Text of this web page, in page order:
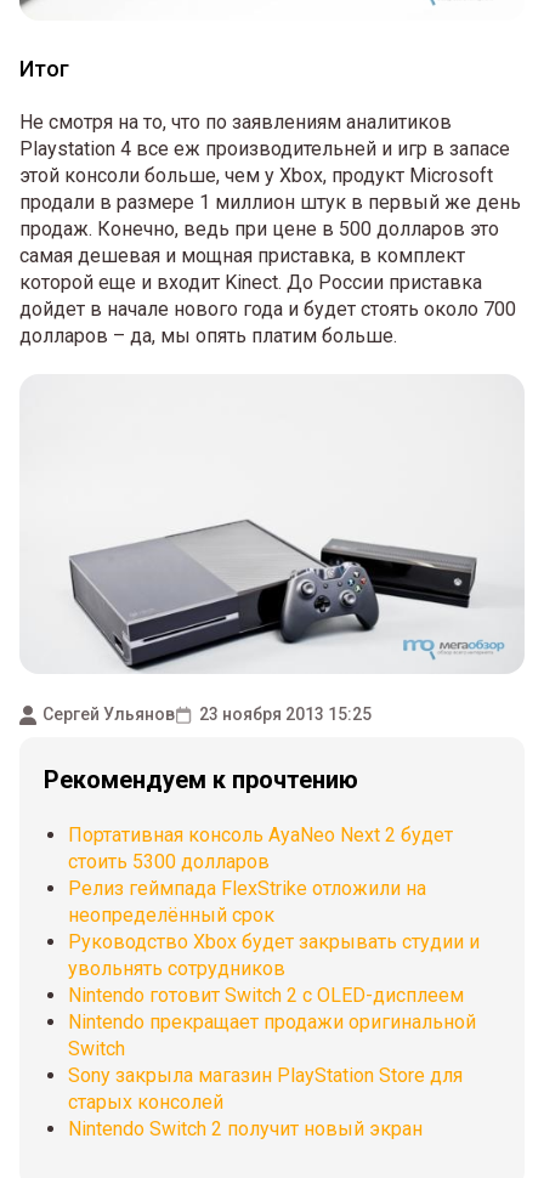
Итог
Не смотря на то, что по заявлениям аналитиков
Playstation 4 все еж производительней и игр в запасе
этой консоли больше, чем у Xbox, продукт Microsoft
продали в размере 1 миллион штук в первый же день
продаж. Конечно, ведь при цене в 500 долларов это
самая дешевая и мощная приставка, в комплект
которой еще и входит Kinect. До России приставка
дойдет в начале нового года и будет стоять около 700
долларов – да, мы опять платим больше.
Сергей Ульянов 23 ноября 2013 15:25
Рекомендуем к прочтению
Портативная консоль AyaNeo Next 2 будет
стоить 5300 долларов
Релиз геймпада FlexStrike отложили на
неопределённый срок
Руководство Xbox будет закрывать студии и
увольнять сотрудников
Nintendo готовит Switch 2 с OLED-дисплеем
Nintendo прекращает продажи оригинальной
Switch
Sony закрыла магазин PlayStation Store для
старых консолей
Nintendo Switch 2 получит новый экран